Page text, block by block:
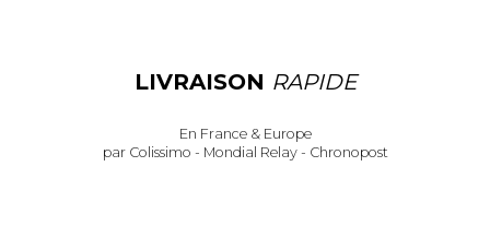
LIVRAISON RAPIDE
En France & Europe
par Colissimo - Mondial Relay - Chronopost